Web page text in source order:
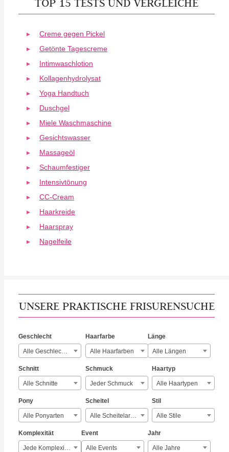
Creme gegen Pickel
Getönte Tagescreme
Intimwaschlotion
Kollagenhydrolysat
Yoga Handtuch
Duschgel
Miele Waschmaschine
Gesichtswasser
Massageöl
Schaumfestiger
Intensivtönung
CC-Cream
Haarkreide
Haarspray
Nagelfeile
UNSERE PRAKTISCHE FRISURENSUCHE
Geschlecht
Alle Geschlechter
Haarfarbe
Alle Haarfarben
Länge
Alle Längen
Schnitt
Alle Schnitte
Schmuck
Jeder Schmuck
Haartyp
Alle Haartypen
Pony
Alle Ponyarten
Scheitel
Alle Scheitelarten
Stil
Alle Stile
Komplexität
Jede Komplexität
Event
Alle Events
Jahr
Alle Jahre